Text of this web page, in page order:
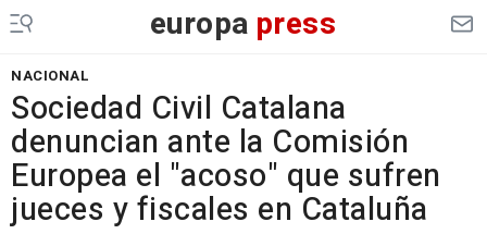
europa press
NACIONAL
Sociedad Civil Catalana
denuncian ante la Comisión
Europea el "acoso" que sufren
jueces y fiscales en Cataluña